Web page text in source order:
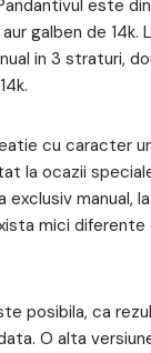
este
galben de 14k.
in 3 straturi,
cu caracter
la ocazii
manual,
mici diferente
posibila, ca
O alta